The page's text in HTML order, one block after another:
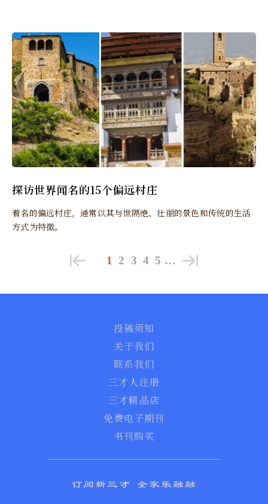
探访世界闻名的15个偏远村庄
着名的偏远村庄，通常以其与世隔绝、壮丽的景色和传统的生活
方式为特徵。
1 2 3 4 5 …
投稿须知
关于我们
联系我们
三才人注册
三才精品店
免费电子期刊
书刊购买
订阅新三才 全家乐融融